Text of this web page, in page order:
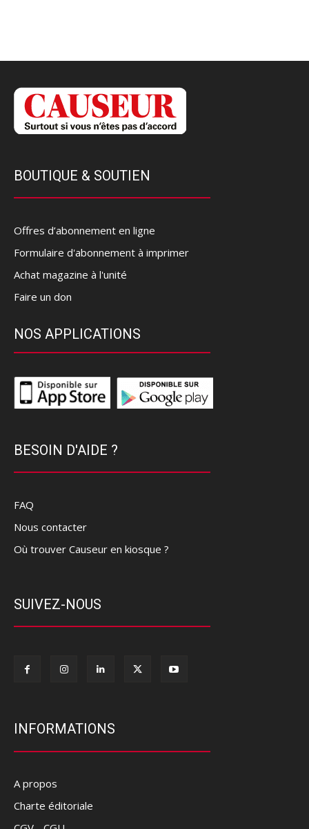
BOUTIQUE & SOUTIEN
Offres d’abonnement en ligne
Formulaire d'abonnement à imprimer
Achat magazine à l'unité
Faire un don
NOS APPLICATIONS
BESOIN D'AIDE ?
FAQ
Nous contacter
Où trouver Causeur en kiosque ?
SUIVEZ-NOUS
INFORMATIONS
A propos
Charte éditoriale